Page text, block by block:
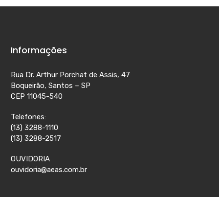
Informações
Rua Dr. Arthur Porchat de Assis, 47
Boqueirão, Santos – SP
CEP 11045-540
Telefones:
(13) 3288-1110
(13) 3288-2517
OUVIDORIA
ouvidoria@aeas.com.br